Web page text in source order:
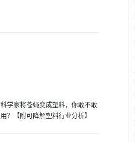
科学家将苍蝇变成塑料，你敢不敢
用？【附可降解塑料行业分析】